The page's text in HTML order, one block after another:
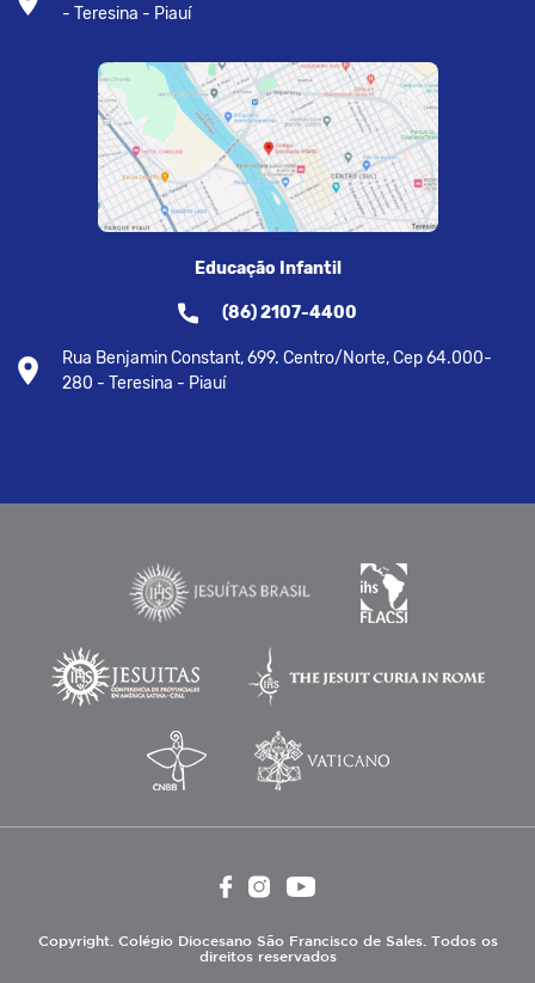
- Teresina - Piauí
Educação Infantil
(86) 2107-4400
Rua Benjamin Constant, 699. Centro/Norte, Cep 64.000-
280 - Teresina - Piauí
Copyright. Colégio Diocesano São Francisco de Sales. Todos os
direitos reservados